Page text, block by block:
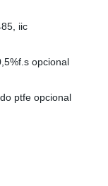
iic
opcional
ptfe opcional